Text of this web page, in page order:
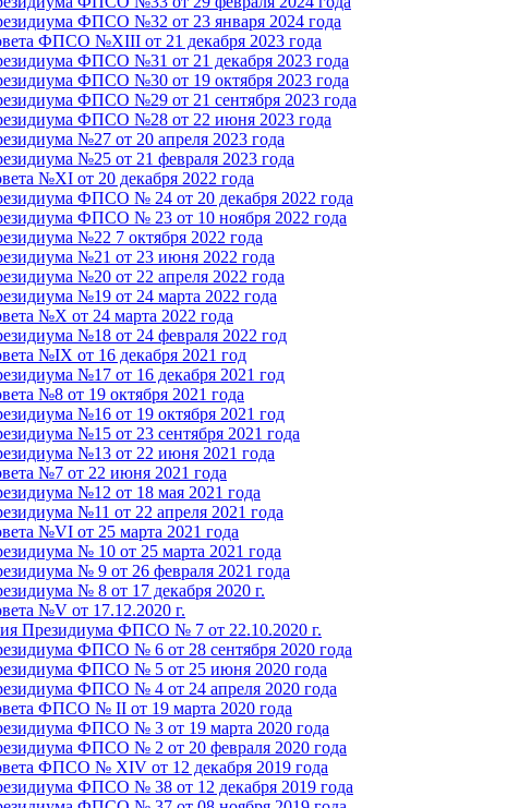
ФПСО №32 от 23 января 2024 года
ФПСО №XIII от 21 декабря 2023 года
ФПСО №31 от 21 декабря 2023 года
ФПСО №30 от 19 октября 2023 года
ФПСО №29 от 21 сентября 2023 года
ФПСО №28 от 22 июня 2023 года
№27 от 20 апреля 2023 года
№25 от 21 февраля 2023 года
№XI от 20 декабря 2022 года
ФПСО № 24 от 20 декабря 2022 года
ФПСО № 23 от 10 ноября 2022 года
№22 7 октября 2022 года
№21 от 23 июня 2022 года
№20 от 22 апреля 2022 года
№19 от 24 марта 2022 года
№X от 24 марта 2022 года
№18 от 24 февраля 2022 год
№IX от 16 декабря 2021 год
№17 от 16 декабря 2021 год
№8 от 19 октября 2021 года
№16 от 19 октября 2021 год
№15 от 23 сентября 2021 года
№13 от 22 июня 2021 года
№7 от 22 июня 2021 года
№12 от 18 мая 2021 года
№11 от 22 апреля 2021 года
№VI от 25 марта 2021 года
№ 10 от 25 марта 2021 года
№ 9 от 26 февраля 2021 года
№ 8 от 17 декабря 2020 г.
№V от 17.12.2020 г.
Президиума ФПСО № 7 от 22.10.2020 г.
ФПСО № 6 от 28 сентября 2020 года
ФПСО № 5 от 25 июня 2020 года
ФПСО № 4 от 24 апреля 2020 года
ФПСО № II от 19 марта 2020 года
ФПСО № 3 от 19 марта 2020 года
ФПСО № 2 от 20 февраля 2020 года
ФПСО № XIV от 12 декабря 2019 года
ФПСО № 38 от 12 декабря 2019 года